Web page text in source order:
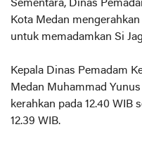
Sementara, Dinas
Kota Medan
untuk memadamkan Si
Kepala Dinas Pemadam
Medan Muhammad
kerahkan pada 12.40 WIB
12.39 WIB.